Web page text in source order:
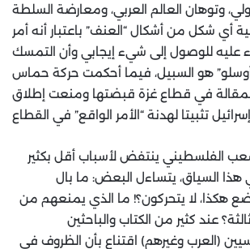
وتوهان العالم العربي، ومعارضة السلطة
أي شكل من أشكال “العنف” باعتبار أنه أمر
عليه للوصول إلى شيء إيجابي وأن التمسك
هو السبيل، فيما أحكمت حركة حماس
في قطاع غزة قبضتها ومنعت إطلاق
الفلسطيني ينتفض لأسباب أقل بكثير
هذا السياق، يتساءل البعض: ما بال
هكذا، لا يتحركون؟! ما الذي يمنعهم من
عند كثير من الكتاب والباحثين
(العرب وغيرهم) اقتناع بأن الظروف في